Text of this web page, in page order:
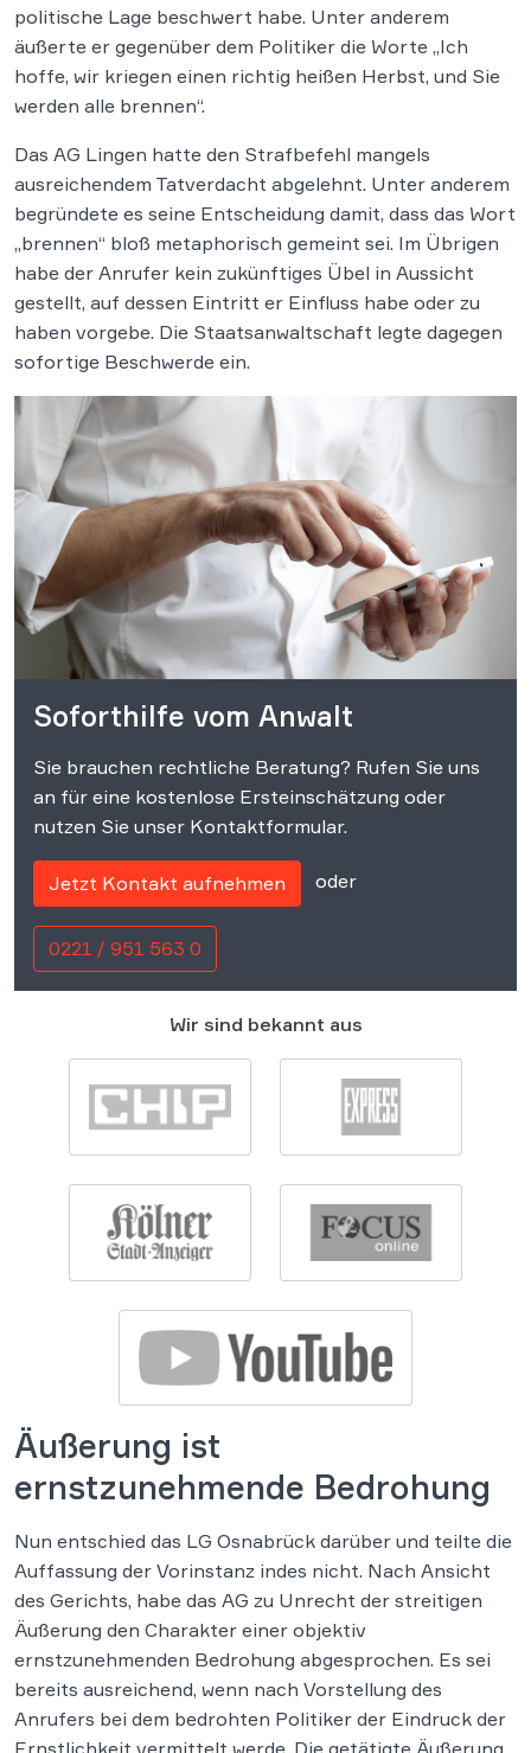
politische Lage beschwert habe. Unter anderem
äußerte er gegenüber dem Politiker die Worte „Ich
hoffe, wir kriegen einen richtig heißen Herbst, und Sie
werden alle brennen“.
Das AG Lingen hatte den Strafbefehl mangels
ausreichendem Tatverdacht abgelehnt. Unter anderem
begründete es seine Entscheidung damit, dass das Wort
„brennen“ bloß metaphorisch gemeint sei. Im Übrigen
habe der Anrufer kein zukünftiges Übel in Aussicht
gestellt, auf dessen Eintritt er Einfluss habe oder zu
haben vorgebe. Die Staatsanwaltschaft legte dagegen
sofortige Beschwerde ein.
Soforthilfe vom Anwalt
Sie brauchen rechtliche Beratung? Rufen Sie uns
an für eine kostenlose Ersteinschätzung oder
nutzen Sie unser Kontaktformular.
Jetzt Kontakt aufnehmen oder
0221 / 951 563 0
Wir sind bekannt aus
Äußerung ist
ernstzunehmende Bedrohung
Nun entschied das LG Osnabrück darüber und teilte die
Auffassung der Vorinstanz indes nicht. Nach Ansicht
des Gerichts, habe das AG zu Unrecht der streitigen
Äußerung den Charakter einer objektiv
ernstzunehmenden Bedrohung abgesprochen. Es sei
bereits ausreichend, wenn nach Vorstellung des
Anrufers bei dem bedrohten Politiker der Eindruck der